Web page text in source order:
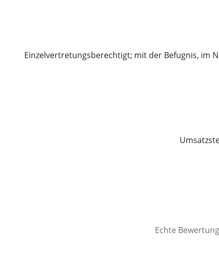
Einzelvertretungsberechtigt; mit der Befugnis, im
Echte